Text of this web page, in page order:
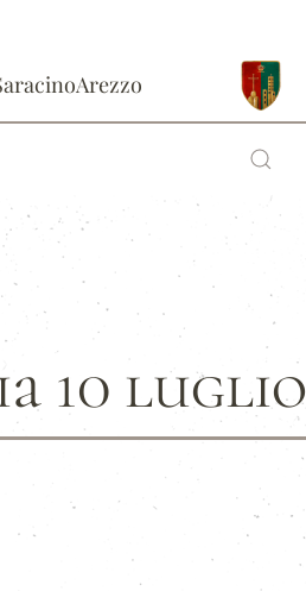
Arezzo
10 luglio